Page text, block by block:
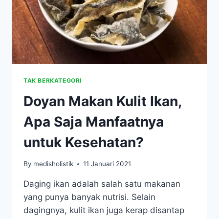
TAK BERKATEGORI
Doyan Makan Kulit Ikan,
Apa Saja Manfaatnya
untuk Kesehatan?
By medisholistik 11 Januari 2021
Daging ikan adalah salah satu makanan
yang punya banyak nutrisi. Selain
dagingnya, kulit ikan juga kerap disantap